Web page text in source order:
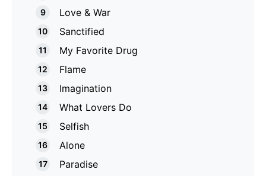
Love & War
Sanctified
My Favorite Drug
Flame
Imagination
What Lovers Do
Selfish
Alone
Paradise